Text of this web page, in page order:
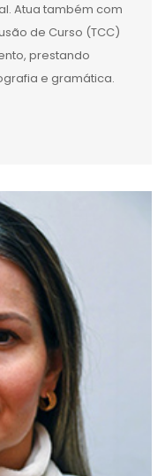
Atua também com
de Curso (TCC)
prestando
e gramática.